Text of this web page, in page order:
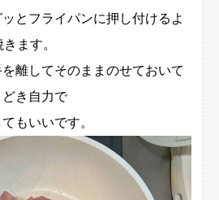
とフライパンに押し付けるよ
ます。
離してそのままのせておいて
き自力で
もいいです。